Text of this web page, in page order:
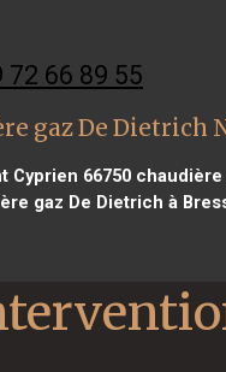
72 66 89 55
gaz De Dietrich
Cyprien 66750 chaudière
gaz De Dietrich à